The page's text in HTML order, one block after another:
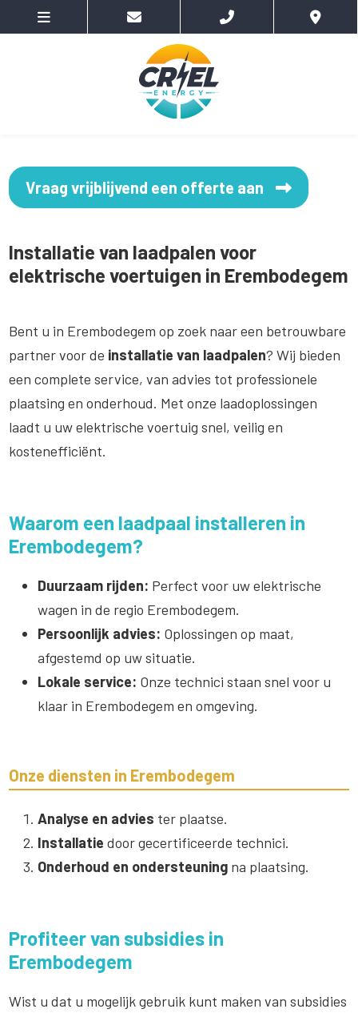
Vraag vrijblijvend een offerte aan
Installatie van laadpalen voor
elektrische voertuigen in Erembodegem
Bent u in Erembodegem op zoek naar een betrouwbare
partner voor de installatie van laadpalen? Wij bieden
een complete service, van advies tot professionele
plaatsing en onderhoud. Met onze laadoplossingen
laadt u uw elektrische voertuig snel, veilig en
kostenefficiënt.
Waarom een laadpaal installeren in
Erembodegem?
Duurzaam rijden: Perfect voor uw elektrische
wagen in de regio Erembodegem.
Persoonlijk advies: Oplossingen op maat,
afgestemd op uw situatie.
Lokale service: Onze technici staan snel voor u
klaar in Erembodegem en omgeving.
Onze diensten in Erembodegem
Analyse en advies ter plaatse.
Installatie door gecertificeerde technici.
Onderhoud en ondersteuning na plaatsing.
Profiteer van subsidies in
Erembodegem
Wist u dat u mogelijk gebruik kunt maken van subsidies